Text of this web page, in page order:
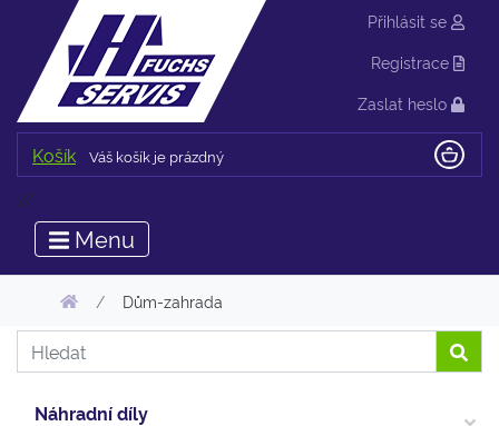
Přihlásit se
Registrace
Zaslat heslo
Košík Váš košík je prázdný
//
Menu
Dům-zahrada
Náhradní díly